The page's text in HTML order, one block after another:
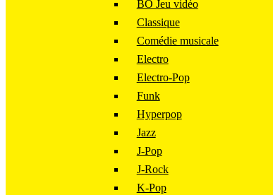
BO Jeu vidéo
Classique
Comédie musicale
Electro
Electro-Pop
Funk
Hyperpop
Jazz
J-Pop
J-Rock
K-Pop